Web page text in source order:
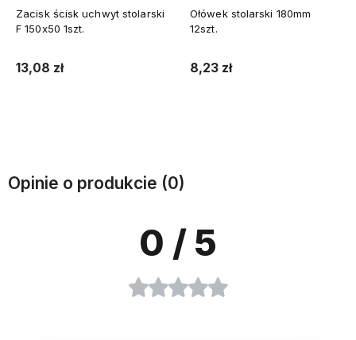
Zacisk ścisk uchwyt stolarski
F 150x50 1szt.
13,08 zł
Ołówek stolarski 180mm
12szt.
8,23 zł
Opinie o produkcie (0)
0 / 5